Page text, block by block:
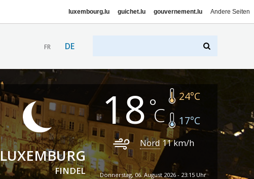
luxembourg.lu guichet.lu gouvernement.lu Andere Seiten
FR DE
LUXEMBURG
FINDEL
18 24°C
17°C
Nord 11km/h
Donnerstag, 06. August 2026 - 23:15 Uhr